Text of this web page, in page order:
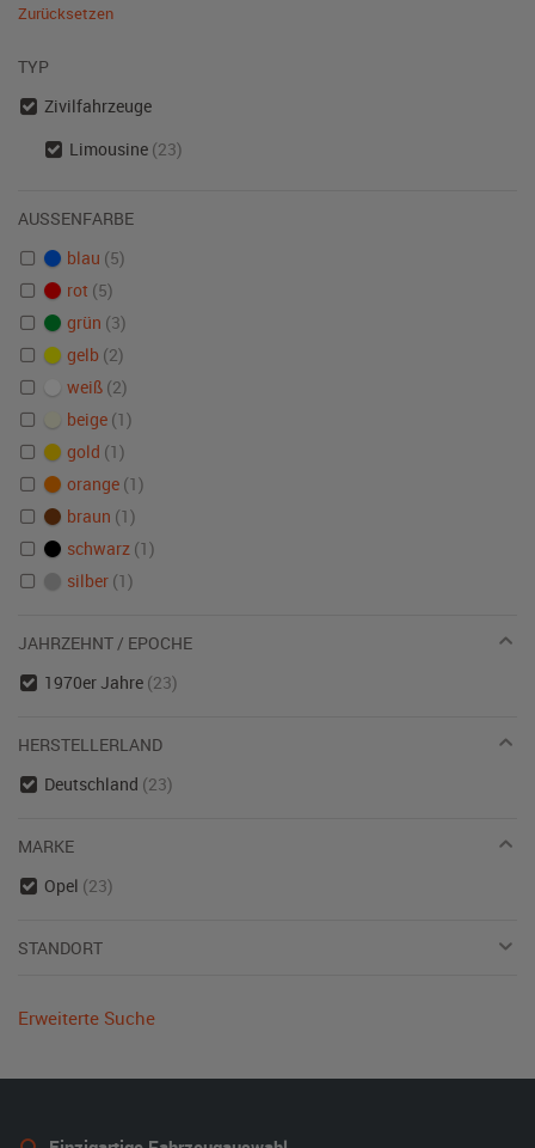
Zurücksetzen
TYP
Zivilfahrzeuge
Limousine (23)
AUSSENFARBE
blau (5)
rot (5)
grün (3)
gelb (2)
weiß (2)
beige (1)
gold (1)
orange (1)
braun (1)
schwarz (1)
silber (1)
JAHRZEHNT / EPOCHE
1970er Jahre (23)
HERSTELLERLAND
Deutschland (23)
MARKE
Opel (23)
STANDORT
Erweiterte Suche